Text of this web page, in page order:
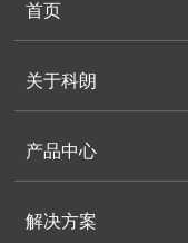
首页
关于科朗
产品中心
解决方案